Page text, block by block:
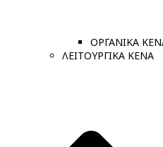
ΟΡΓΑΝΙΚΑ
ΛΕΙΤΟΥΡΓΙΚΑ ΚΕΝΑ